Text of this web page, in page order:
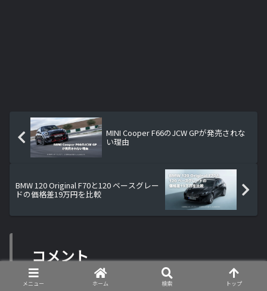
MINI Cooper F66のJCW GPが発売されな
い理由
BMW 120 Original F70と120 ベースグレー
ドの価格差19万円を比較
コメント
メニュー ホーム 検索 トップ